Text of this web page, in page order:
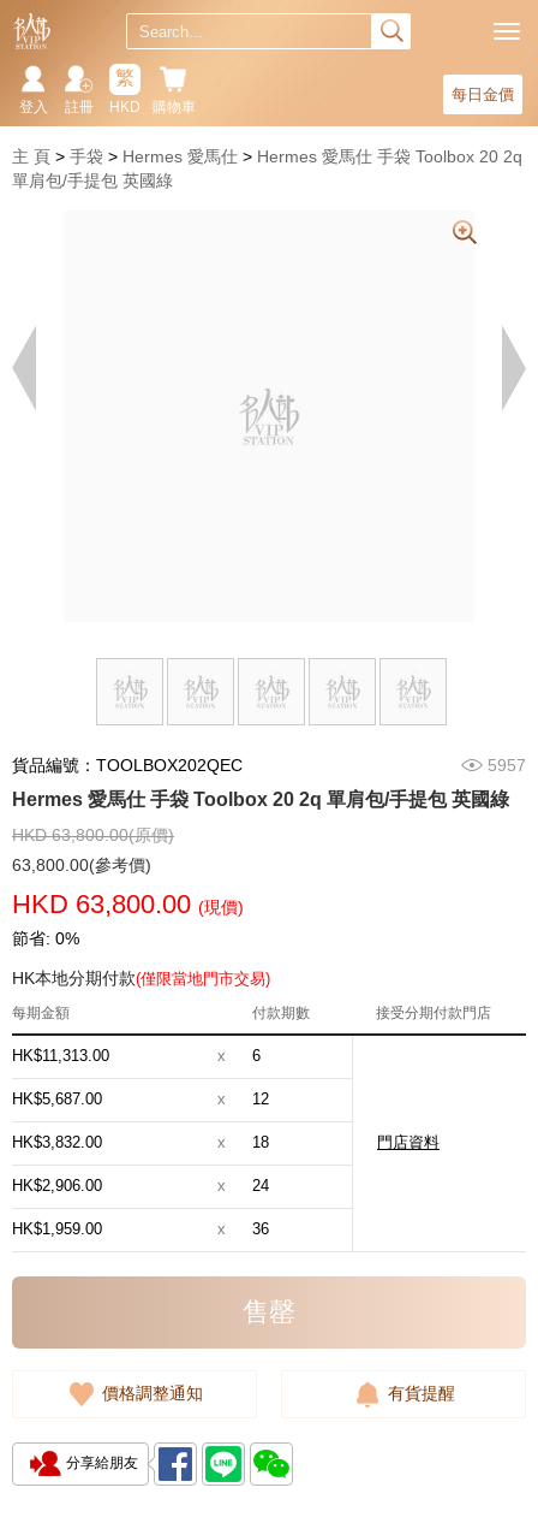
每日金價
購物車
繁
HKD
註冊
登入
主 頁 手袋 Hermes 愛馬仕
Hermes 愛馬仕 手袋 Toolbox 20 2q
單肩包/手提包 英國綠
貨品編號：TOOLBOX202QEC 5957
Hermes 愛馬仕 手袋 Toolbox 20 2q 單肩包/手提包 英國綠
HKD 63,800.00(原價)
63,800.00(參考價)
HKD 63,800.00 (現價)
節省: 0%
HK本地分期付款(僅限當地門市交易)
每期金額 付款期數 接受分期付款門店
HK$11,313.00 x 6
門店資料
HK$5,687.00 x 12
HK$3,832.00 x 18
HK$2,906.00 x 24
HK$1,959.00 x 36
售罄
價格調整通知 有貨提醒
分享給朋友